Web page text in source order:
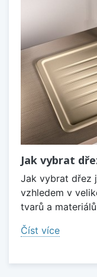
Jak vybrat
Jak vybrat dřez
vzhledem v
tvarů a
Číst více